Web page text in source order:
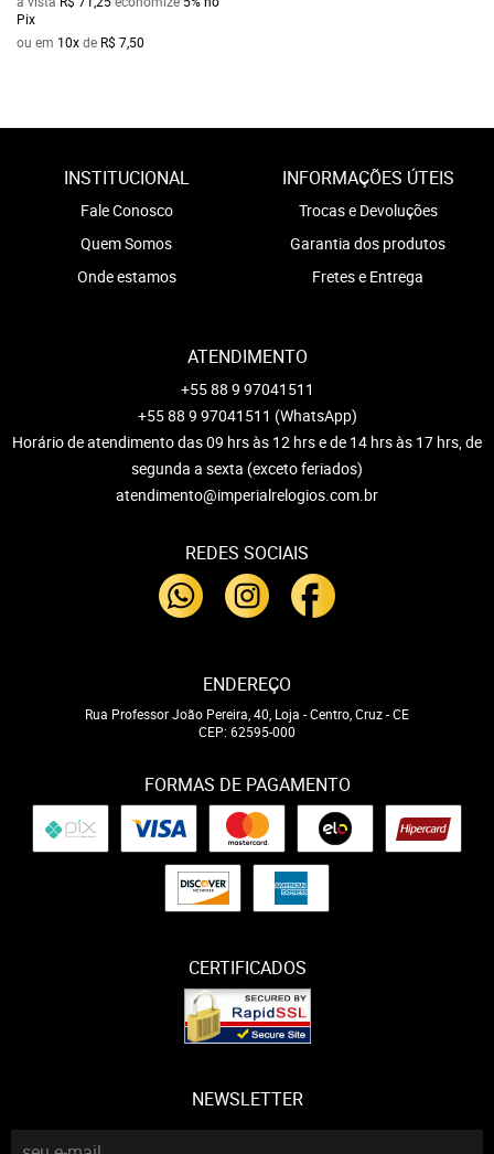
Pix
ou em 10xde R$ 7,50
INSTITUCIONAL
Fale Conosco
Quem Somos
Onde estamos
INFORMAÇÕES ÚTEIS
Trocas e Devoluções
Garantia dos produtos
Fretes e Entrega
ATENDIMENTO
+55 88 9 97041511
+55 88 9 97041511 (WhatsApp)
Horário de atendimento das 09 hrs às 12 hrs e de 14 hrs às 17 hrs, de
segunda a sexta (exceto feriados)
atendimento@imperialrelogios.com.br
REDES SOCIAIS
ENDEREÇO
Rua Professor João Pereira, 40, Loja -Centro, Cruz-CE
CEP: 62595-000
FORMAS DE PAGAMENTO
CERTIFICADOS
NEWSLETTER